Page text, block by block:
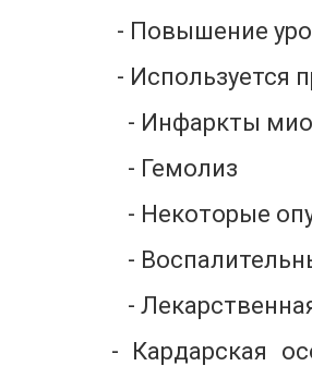
- Повышение
- Используется
- Инфаркты
- Гемолиз
- Некоторые
-
-
- Кардарская